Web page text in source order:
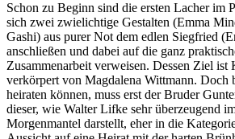
Schon zu Beginn sind die ersten Lacher im
sich zwei zwielichtige Gestalten (Emma
Gashi) aus purer Not dem edlen Siegfried
anschließen und dabei auf die ganz
Zusammenarbeit verweisen. Dessen Ziel
verkörpert von Magdalena Wittmann. Doch
heiraten können, muss erst der Bruder
dieser, wie Walter Lifke sehr überzeugend
Morgenmantel darstellt, eher in die